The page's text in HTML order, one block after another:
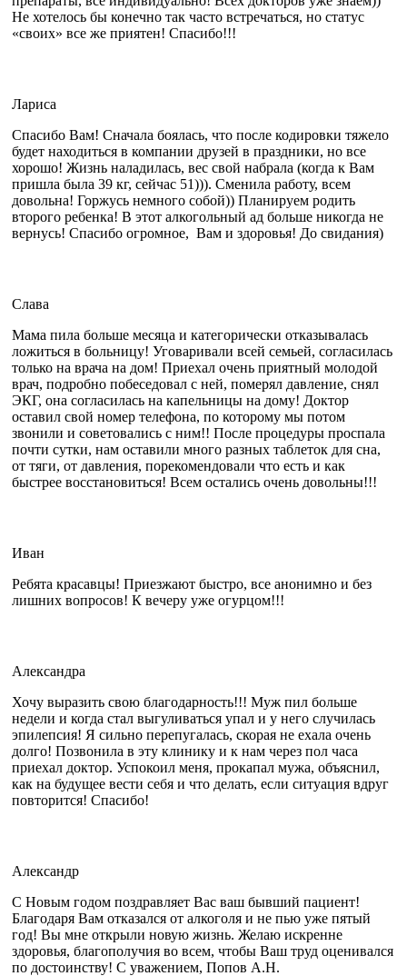
Не хотелось бы конечно так часто встречаться, но статус
«своих» все же приятен! Спасибо!!!
Лариса
Спасибо Вам! Сначала боялась, что после кодировки тяжело
будет находиться в компании друзей в праздники, но все
хорошо! Жизнь наладилась, вес свой набрала (когда к Вам
пришла была 39 кг, сейчас 51))). Сменила работу, всем
довольна! Горжусь немного собой)) Планируем родить
второго ребенка! В этот алкогольный ад больше никогда не
вернусь! Спасибо огромное, Вам и здоровья! До свидания)
Слава
Мама пила больше месяца и категорически отказывалась
ложиться в больницу! Уговаривали всей семьей, согласилась
только на врача на дом! Приехал очень приятный молодой
врач, подробно побеседовал с ней, померял давление, снял
ЭКГ, она согласилась на капельницы на дому! Доктор
оставил свой номер телефона, по которому мы потом
звонили и советовались с ним!! После процедуры проспала
почти сутки, нам оставили много разных таблеток для сна,
от тяги, от давления, порекомендовали что есть и как
быстрее восстановиться! Всем остались очень довольны!!!
Иван
Ребята красавцы! Приезжают быстро, все анонимно и без
лишних вопросов! К вечеру уже огурцом!!!
Александра
Хочу выразить свою благодарность!!! Муж пил больше
недели и когда стал выгуливаться упал и у него случилась
эпилепсия! Я сильно перепугалась, скорая не ехала очень
долго! Позвонила в эту клинику и к нам через пол часа
приехал доктор. Успокоил меня, прокапал мужа, объяснил,
как на будущее вести себя и что делать, если ситуация вдруг
повторится! Спасибо!
Александр
С Новым годом поздравляет Вас ваш бывший пациент!
Благодаря Вам отказался от алкоголя и не пью уже пятый
год! Вы мне открыли новую жизнь. Желаю искренне
здоровья, благополучия во всем, чтобы Ваш труд оценивался
по достоинству! С уважением, Попов А.Н.